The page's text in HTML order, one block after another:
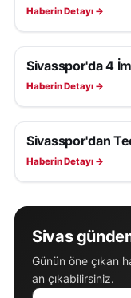
Haberin Detayı →
SIVASSPOR HABERLERI
Sivasspor'da 4
Haberin Detayı →
SIVASSPOR HABERLERI
Sivasspor'dan
Haberin Detayı →
Sivas
Günün öne çıkan
an çıkabilirsiniz.